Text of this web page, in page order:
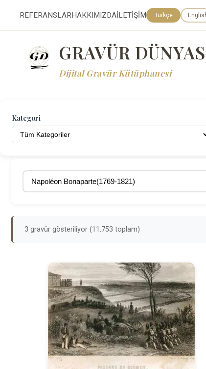
REFERANSLARHAKKIMIZDAİLETİŞİM Türkçe
GRAVÜR
Dijital Gravür Kütüphanesi
Kategori
3 gravür gösteriliyor (11.753 toplam)